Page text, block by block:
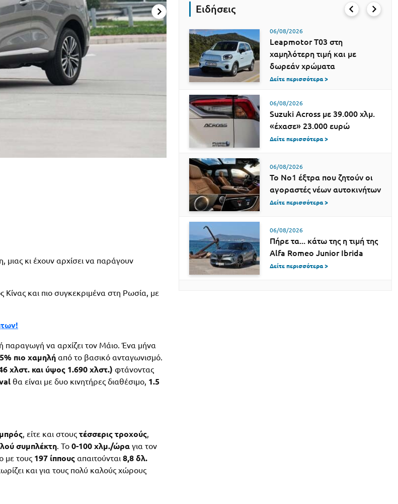
μιας κι έχουν αρχίσει να παράγουν
Κίνας και πιο συγκεκριμένα στη Ρωσία, με
παραγωγή να αρχίζει τον Μάιο. Ένα μήνα
πιο χαμηλή από το βασικό ανταγωνισμό.
χλστ. και ύψος 1.690 χλστ.) φτάνοντας
θα είναι με δυο κινητήρες διαθέσιμο, 1.5
, είτε και στους τέσσερις τροχούς,
συμπλέκτη. Το 0-100 χλμ./ώρα για τον
με τους 197 ίππους απαιτούνται 8,8 δλ.
και για τους πολύ καλούς χώρους
Ειδήσεις
06/08/2026
Leapmotor T03 στη
χαμηλότερη τιμή και με
δωρεάν χρώματα
Δείτε περισσότερα >
06/08/2026
Suzuki Across με 39.000 χλμ.
«έχασε» 23.000 ευρώ
Δείτε περισσότερα >
06/08/2026
Το Νο1 έξτρα που ζητούν οι
αγοραστές νέων αυτοκινήτων
Δείτε περισσότερα >
06/08/2026
Πήρε τα... κάτω της η τιμή της
Alfa Romeo Junior Ibrida
Δείτε περισσότερα >